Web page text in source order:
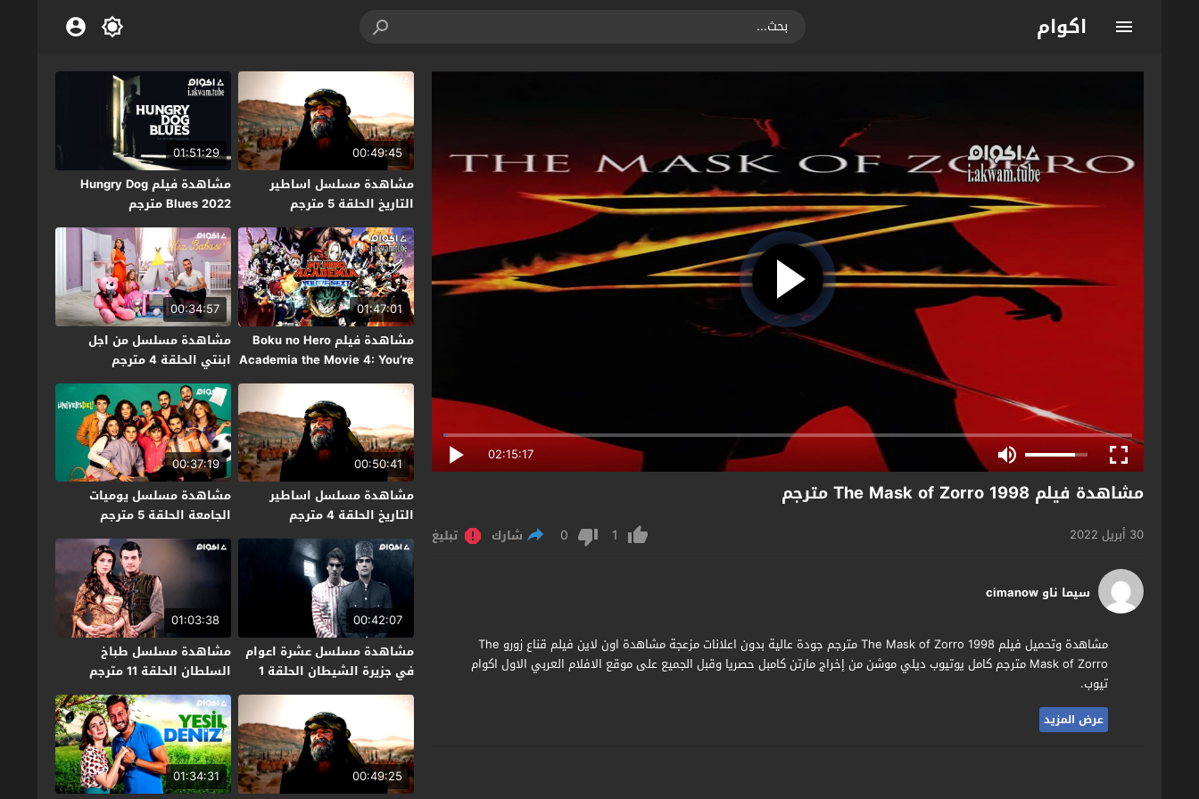
اكوام
02:15:17
مشاهدة فيلم The Mask of Zorro 1998 مترجم
30 أبريل 2022 1
0 شارك تبليغ
سيما ناو cimanow
مشاهدة وتحميل فيلم The Mask of Zorro 1998 مترجم جودة عالية بدون اعلانات مزعجة مشاهدة اون لاين فيلم قناع زورو The
Mask of Zorro مترجم كامل يوتيوب ديلي موشن من إخراج مارتن كامبل حصريا وقبل الجميع على موقع الافلام العربي الاول اكوام
تيوب.
عرض المزيد
00:49:45
مشاهدة مسلسل اساطير
التاريخ الحلقة 5 مترجم
01:51:29
مشاهدة فيلم Hungry Dog
Blues 2022 مترجم
01:47:01
مشاهدة فيلم Boku no Hero
Academia the Movie 4: You’re
Next 2024 مترجم
00:34:57
مشاهدة مسلسل من اجل
ابنتي الحلقة 4 مترجم
00:50:41
مشاهدة مسلسل اساطير
التاريخ الحلقة 4 مترجم
00:37:19
مشاهدة مسلسل يوميات
الجامعة الحلقة 5 مترجم
00:42:07
مشاهدة مسلسل عشرة اعوام
في جزيرة الشيطان الحلقة 1
مترجم
01:03:38
مشاهدة مسلسل طباخ
السلطان الحلقة 11 مترجم
00:49:25
01:34:31